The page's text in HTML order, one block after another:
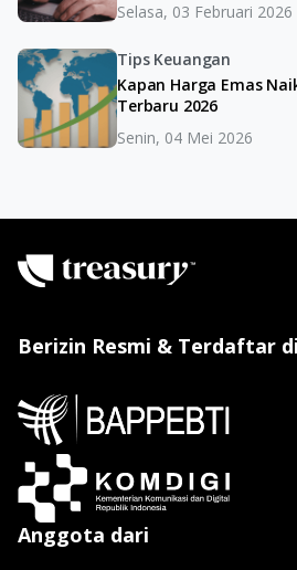
Selasa, 03 Februari 2026
Tips Keuangan
Kapan Harga Emas
Terbaru 2026
Senin, 04 Mei 2026
Berizin Resmi & Terdaftar di
Anggota dari